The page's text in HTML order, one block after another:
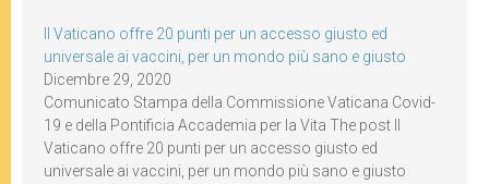
Il Vaticano offre 20 punti per un accesso giusto ed
universale ai vaccini, per un mondo più sano e giusto
Dicembre 29, 2020
Comunicato Stampa della Commissione Vaticana Covid-
19 e della Pontificia Accademia per la Vita The post Il
Vaticano offre 20 punti per un accesso giusto ed
universale ai vaccini, per un mondo più sano e giusto